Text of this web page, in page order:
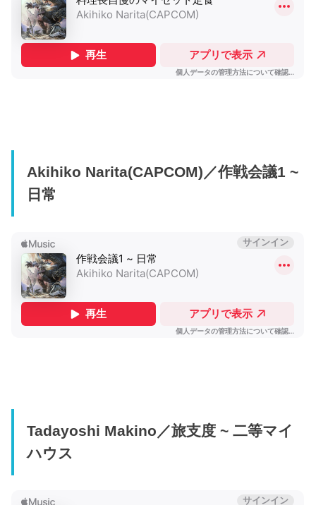
Akihiko Narita(CAPCOM)／作戦会議1 ~
日常
Tadayoshi Makino／旅支度 ~ 二等マイ
ハウス